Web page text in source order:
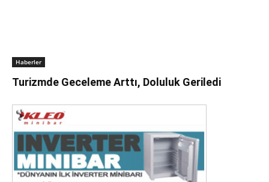
Haberler
Turizmde Geceleme Arttı, Doluluk Geriledi